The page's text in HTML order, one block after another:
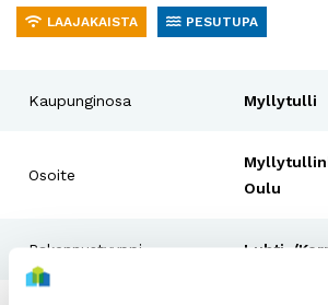
LAAJAKAISTA PESUTUPA
Kaupunginosa Myllytulli
Osoite
Oulu
Rakennustyyppi Luhti-/